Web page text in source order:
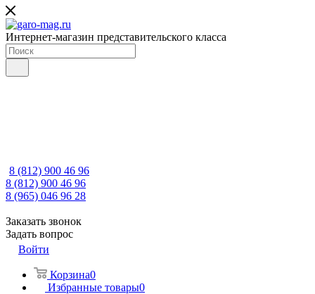
Интернет-магазин представительского класса
8 (812) 900 46 96
8 (812) 900 46 96
8 (965) 046 96 28
Заказать звонок
Задать вопрос
Войти
Корзина0
Избранные товары0